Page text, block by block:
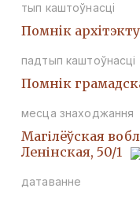
тып каштоўнасці
Помнiк
падтып каштоўнасці
Помнiк
месца знаходжання
Магілёўская
Ленінская, 50/1
датаванне